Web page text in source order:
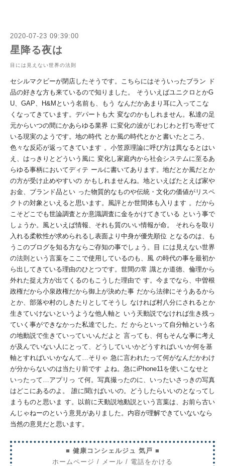
2020-07-23 09:39:00
星降る夜は
目には見えない世界の法則
セシルマクビーが閉店したそうです。こちらにはそういったブラン
ド
品の好きな方も来ているので知りました。
そういえばユニクロとかG
U、GAP、H&Mという名前も、もう なんだかあまり耳に入ってこな
くなってきています。デパートも大 変なのかもしれません。私達の足
元からいつの間にかあらゆる業界 に変化の波がじわじわと打ち寄せて
いる現実のようです。地の時代 とか風の時代とかと書いたところ、
色々な反応が返ってきています 。小笠原理論に呼び方は異なるとはい
え、はっきりとどういう風に 変化し家庭内から社会システムに至るあ
らゆる事柄においてディテ ールに書いてあります。地だとか風だとか
の方が受け止めやすいの かもしれませんね。地といえばたとえば家や
お金、ブランド品とい った物質的なものや伝統・文化の価値が リスペ
クトの対象といえると思います。風評とか世間体も入ります 。だから
こそどこでも世論調査とか意識調査に金をかけてきている という事で
しょうか。風といえば情報、それも質のいい情報が命。
それらを取り
入れる柔軟性が求められるし表面より中身が優先順位 となるのは、も
うこのブログを知る方ならご存知の事でしょう。目 には見えない世界
の法則という言葉をここで使用しているのも、風 の時代の事を最初か
ら出してきている理由のひとつです。世間の常 識とか道徳、倫理から
外れた捉え方が出てくるのもこうした理由で す。今までなら、中曽根
政権だから小泉政権だから御上が決めた事 だから法律にそうあるから
とか、部落や村のしきたりとしてそうし なければ村八分にされるとか
生きていけないというような他人軸と いう 天動説でなければ生き残っ
ていく事ができなかった私達でした。だ からといって自分軸という名
の地動説で生きていっていいんだよと 言っても、何もそんな事に考え
が及んでいない人にとって、どうしていいかどうすればいいか何を基
軸とすればいいかなんて…そりゃ 急に言われたって何がなんだかわけ
が分からないのは当たり前です よね。急にiPhone11を使いこなせと
いったって…アプリっ て何。写真撮ったのに、いったいさっきの写真
はどこにあるのよ。
誰に聞けばいいの。どうしたらいいのとなってし
まうものと思いま す。以前に天動説地動説という言葉は、お前ら古い
んじゃねーのと いう意見がありました。内容が理解できていないなら
当然の意見だと思います。
■ 健康コンシェルジュ 気戸 ■
ホームページ / メール / 電話をかける